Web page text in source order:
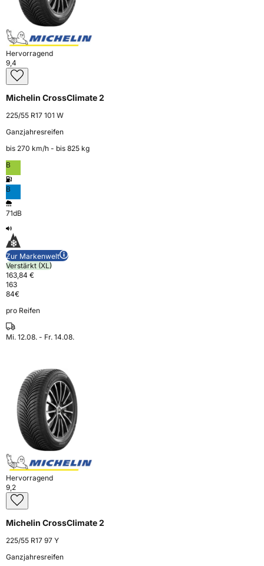
Hervorragend
9,4
Michelin CrossClimate 2
225/55 R17 101 W
Ganzjahresreifen
bis 270 km⁠/⁠h - bis 825 kg
B
B
71dB
Zur Markenwelt
Verstärkt (XL)
163,84 €
163
84€
pro Reifen
Mi. 12.08. - Fr. 14.08.
Hervorragend
9,2
Michelin CrossClimate 2
225/55 R17 97 Y
Ganzjahresreifen